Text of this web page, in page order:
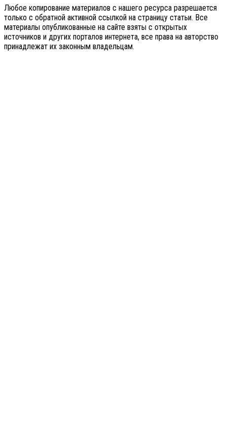
Любое копирование материалов с нашего ресурса разрешается
только с обратной активной ссылкой на страницу статьи. Все
материалы опубликованные на сайте взяты с открытых
источников и других порталов интернета, все права на авторство
принадлежат их законным владельцам.